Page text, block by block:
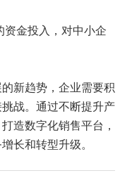
金投入，对中小企
新趋势，企业需要积
战。通过不断提升产
造数字化销售平台，
长和转型升级。